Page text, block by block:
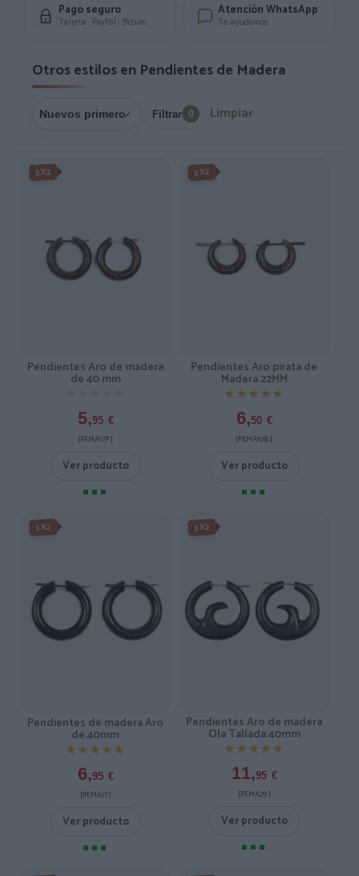
Pago seguro
Tarjeta · PayPal · Bizum
Atención WhatsApp
Te ayudamos
Otros estilos en Pendientes de Madera
Filtrar 0 Limpiar
3X2
Pendientes Aro de madera
de 40 mm
5,95 €
[PEMA17P ]
Ver producto
3X2
Pendientes Aro pirata de
Madera 22MM
★★★★★
★★★★★
6,50 €
[PEMA10B ]
Ver producto
3X2
Pendientes de madera Aro
de 40mm
★★★★★
★★★★★
6,95 €
[PEMA17 ]
Ver producto
3X2
Pendientes Aro de madera
Ola Tallada 40mm
★★★★★
★★★★★
11,95 €
[PEMA29 ]
Ver producto